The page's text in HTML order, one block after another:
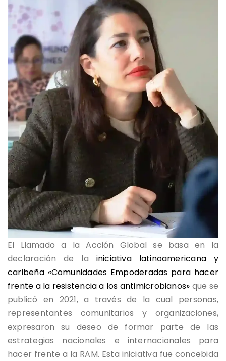
El Llamado a la Acción Global se basa en la
declaración de la iniciativa latinoamericana y
caribeña «Comunidades Empoderadas para hacer
frente a la resistencia a los antimicrobianos» que se
publicó en 2021, a través de la cual personas,
representantes comunitarios y organizaciones,
expresaron su deseo de formar parte de las
estrategias nacionales e internacionales para
hacer frente a la RAM. Esta iniciativa fue concebida